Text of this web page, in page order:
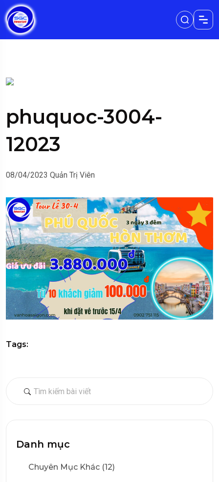
Danh mục
Chuyên Mục Khác (12)
phuquoc-3004-
12023
08/04/2023 Quản Trị Viên
Tags: